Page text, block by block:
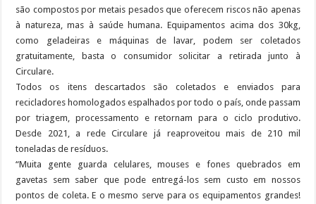
são compostos por metais pesados que oferecem riscos não apenas
à natureza, mas à saúde humana. Equipamentos acima dos 30kg,
como geladeiras e máquinas de lavar, podem ser coletados
gratuitamente, basta o consumidor solicitar a retirada junto à
Circulare.
Todos os itens descartados são coletados e enviados para
recicladores homologados espalhados por todo o país, onde passam
por triagem, processamento e retornam para o ciclo produtivo.
Desde 2021, a rede Circulare já reaproveitou mais de 210 mil
toneladas de resíduos.
“Muita gente guarda celulares, mouses e fones quebrados em
gavetas sem saber que pode entregá-los sem custo em nossos
pontos de coleta. E o mesmo serve para os equipamentos grandes!